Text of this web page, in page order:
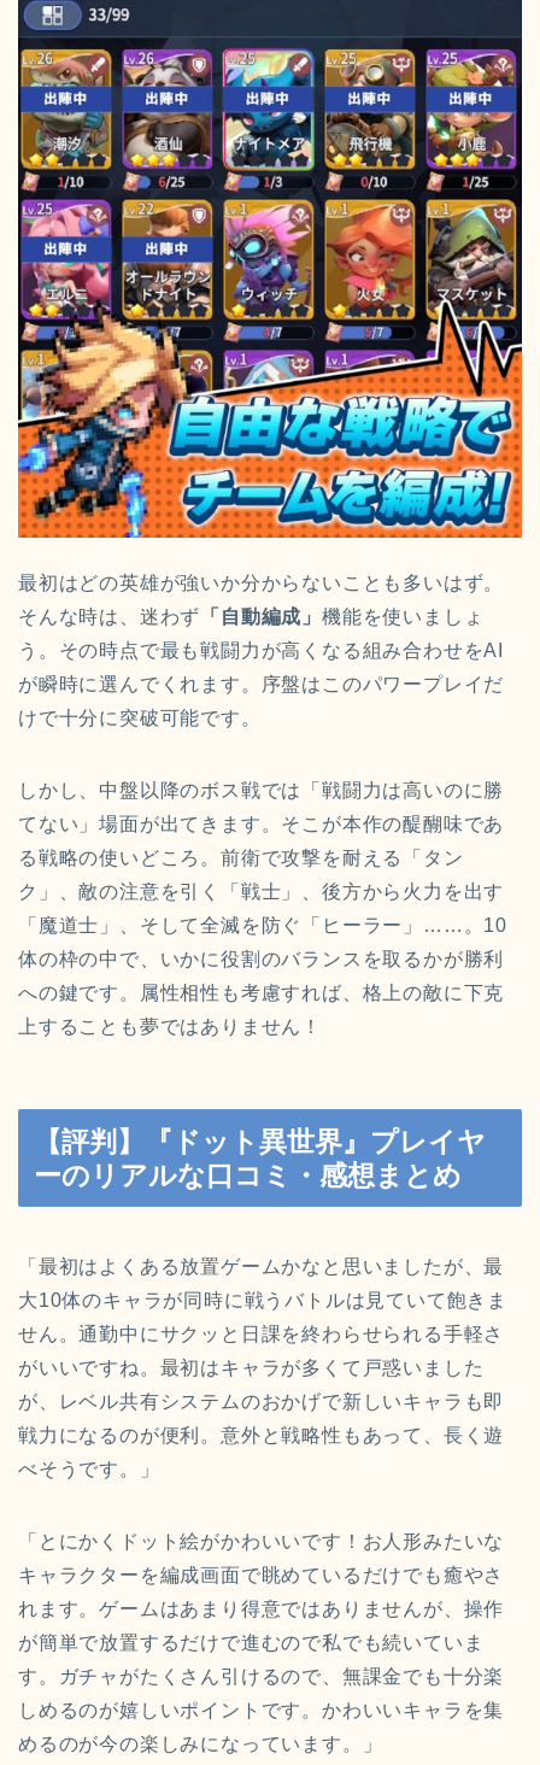
最初はどの英雄が強いか分からないことも多いはず。
そんな時は、迷わず 「自動編成」機能を使いましょ
う。その時点で最も戦闘力が高くなる組み合わせをAI
が瞬時に選んでくれます。序盤はこのパワープレイだ
けで十分に突破可能です。
しかし、中盤以降のボス戦では「戦闘力は高いのに勝
てない」場面が出てきます。そこが本作の醍醐味であ
る戦略の使いどころ。前衛で攻撃を耐える「タン
ク」、敵の注意を引く「戦士」、後方から火力を出す
「魔道士」、そして全滅を防ぐ「ヒーラー」……。10
体の枠の中で、いかに役割のバランスを取るかが勝利
への鍵です。属性相性も考慮すれば、格上の敵に下克
上することも夢ではありません！
【評判】『ドット異世界』プレイヤ
ーのリアルな口コミ・感想まとめ
「最初はよくある放置ゲームかなと思いましたが、最
大10体のキャラが同時に戦うバトルは見ていて飽きま
せん。通勤中にサクッと日課を終わらせられる手軽さ
がいいですね。最初はキャラが多くて戸惑いました
が、レベル共有システムのおかげで新しいキャラも即
戦力になるのが便利。意外と戦略性もあって、長く遊
べそうです。」
「とにかくドット絵がかわいいです！お人形みたいな
キャラクターを編成画面で眺めているだけでも癒やさ
れます。ゲームはあまり得意ではありませんが、操作
が簡単で放置するだけで進むので私でも続いていま
す。ガチャがたくさん引けるので、無課金でも十分楽
しめるのが嬉しいポイントです。かわいいキャラを集
めるのが今の楽しみになっています。」